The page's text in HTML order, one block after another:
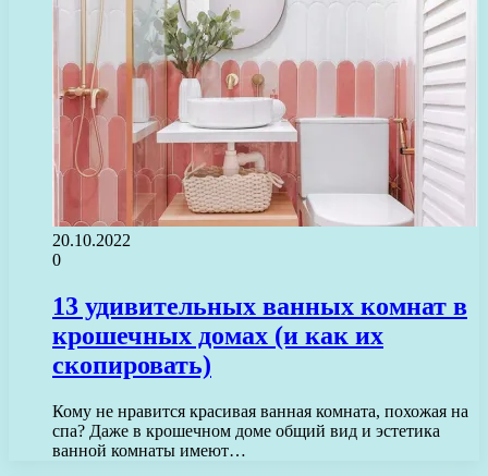
20.10.2022
0
13 удивительных ванных комнат в
крошечных домах (и как их
скопировать)
Кому не нравится красивая ванная комната, похожая на
спа? Даже в крошечном доме общий вид и эстетика
ванной комнаты имеют…